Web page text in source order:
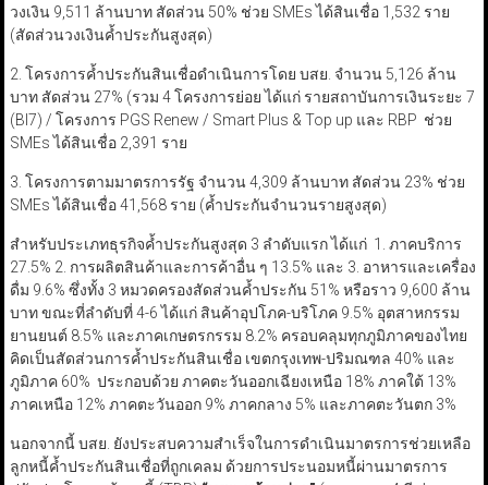
วงเงิน 9,511 ล้านบาท สัดส่วน 50% ช่วย SMEs ได้สินเชื่อ 1,532 ราย
(สัดส่วนวงเงินค้ำประกันสูงสุด)
2. โครงการค้ำประกันสินเชื่อดำเนินการโดย บสย. จำนวน 5,126 ล้าน
บาท สัดส่วน 27% (รวม 4 โครงการย่อย ได้แก่ รายสถาบันการเงินระยะ 7
(BI7) / โครงการ PGS Renew / Smart Plus & Top up และ RBP ช่วย
SMEs ได้สินเชื่อ 2,391 ราย
3. โครงการตามมาตรการรัฐ จำนวน 4,309 ล้านบาท สัดส่วน 23% ช่วย
SMEs ได้สินเชื่อ 41,568 ราย (ค้ำประกันจำนวนรายสูงสุด)
สำหรับประเภทธุรกิจค้ำประกันสูงสุด 3 ลำดับแรก ได้แก่ 1. ภาคบริการ
27.5% 2. การผลิตสินค้าและการค้าอื่น ๆ 13.5% และ 3. อาหารและเครื่อง
ดื่ม 9.6% ซึ่งทั้ง 3 หมวดครองสัดส่วนค้ำประกัน 51% หรือราว 9,600 ล้าน
บาท ขณะที่ลำดับที่ 4-6 ได้แก่ สินค้าอุปโภค-บริโภค 9.5% อุตสาหกรรม
ยานยนต์ 8.5% และภาคเกษตรกรรม 8.2% ครอบคลุมทุกภูมิภาคของไทย
คิดเป็นสัดส่วนการค้ำประกันสินเชื่อ เขตกรุงเทพ-ปริมณฑล 40% และ
ภูมิภาค 60% ประกอบด้วย ภาคตะวันออกเฉียงเหนือ 18% ภาคใต้ 13%
ภาคเหนือ 12% ภาคตะวันออก 9% ภาคกลาง 5% และภาคตะวันตก 3%
นอกจากนี้ บสย. ยังประสบความสำเร็จในการดำเนินมาตรการช่วยเหลือ
ลูกหนี้ค้ำประกันสินเชื่อที่ถูกเคลม ด้วยการประนอมหนี้ผ่านมาตรการ